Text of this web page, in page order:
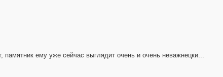
памятник ему уже сейчас выглядит очень и очень неважнецки...